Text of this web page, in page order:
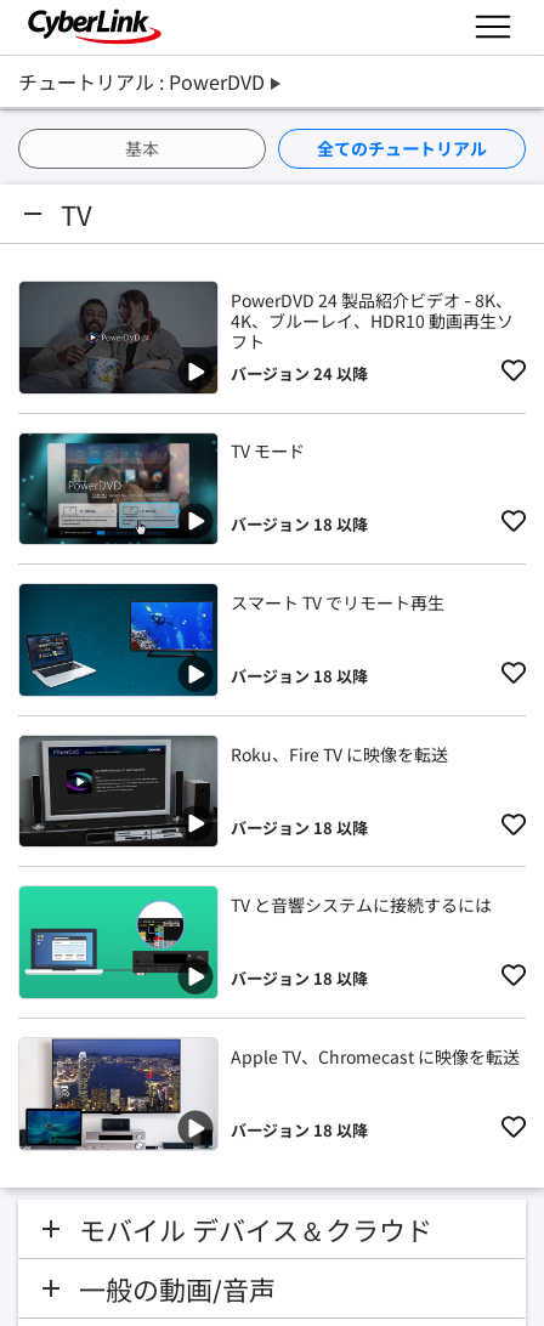
チュートリアル : PowerDVD
基本 全てのチュートリアル
TV
PowerDVD 24 製品紹介ビデオ - 8K、
4K、ブルーレイ、HDR10 動画再生ソ
フト
バージョン 24 以降
TV モード
バージョン 18 以降
スマート TV でリモート再生
バージョン 18 以降
Roku、Fire TV に映像を転送
バージョン 18 以降
TV と音響システムに接続するには
バージョン 18 以降
Apple TV、Chromecast に映像を転送
バージョン 18 以降
モバイル デバイス＆クラウド
一般の動画/音声